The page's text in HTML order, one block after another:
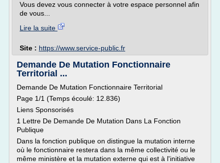
Vous devez vous connecter à votre espace personnel afin
de vous...
Lire la suite
Site : https://www.service-public.fr
Demande De Mutation Fonctionnaire
Territorial ...
Demande De Mutation Fonctionnaire Territorial
Page 1/1 (Temps écoulé: 12.836)
Liens Sponsorisés
1 Lettre De Demande De Mutation Dans La Fonction
Publique
Dans la fonction publique on distingue la mutation interne
où le fonctionnaire restera dans la même collectivité ou le
même ministère et la mutation externe qui est à l'initiative